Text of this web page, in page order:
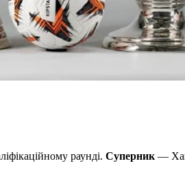
раунді. Суперник —